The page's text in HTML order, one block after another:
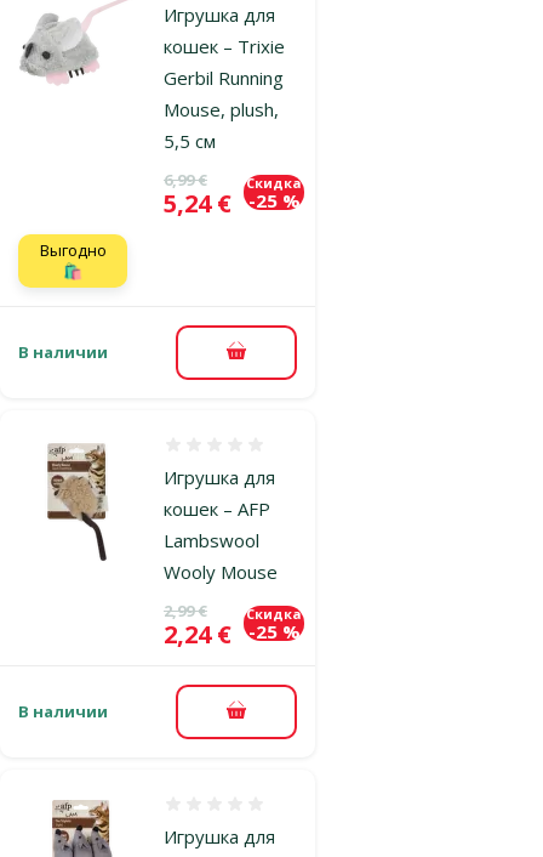
Игрушка для
кошек – Trixie
Gerbil Running
Mouse, plush,
5,5 см
Исходная цена
6,99 €
Цена
5,24 €
Скидка
-25 %
Выгодно
🛍️
В наличии В корзину
Игрушка для
кошек – AFP
Lambswool
Wooly Mouse
Исходная цена
2,99 €
Цена
2,24 €
Скидка
-25 %
В наличии В корзину
Игрушка для